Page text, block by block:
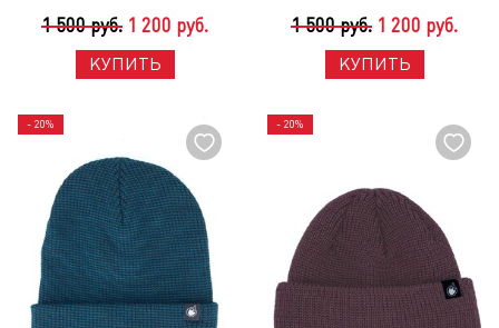
1 500 руб. 1 200 руб.
КУПИТЬ
1 500 руб. 1 200 руб.
КУПИТЬ
- 20% - 20%